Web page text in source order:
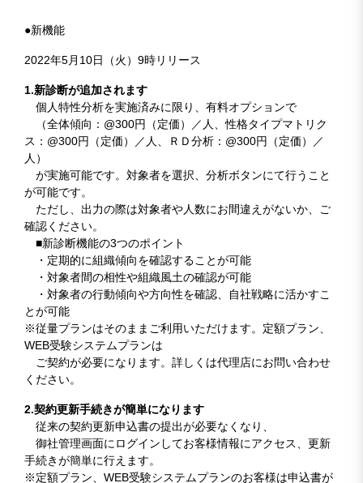
●新機能
2022年5月10日（火）9時リリース
1.新診断が追加されます
個人特性分析を実施済みに限り、有料オプションで
（全体傾向：@300円（定価）／人、性格タイプマトリク
ス：@300円（定価）／人、ＲＤ分析：@300円（定価）／
人）
が実施可能です。対象者を選択、分析ボタンにて行うこと
が可能です。
ただし、出力の際は対象者や人数にお間違えがないか、ご
確認ください。
■新診断機能の3つのポイント
・定期的に組織傾向を確認することが可能
・対象者間の相性や組織風土の確認が可能
・対象者の行動傾向や方向性を確認、自社戦略に活かすこ
とが可能
※従量プランはそのままご利用いただけます。定額プラン、
WEB受験システムプランは
ご契約が必要になります。詳しくは代理店にお問い合わせ
ください。
2.契約更新手続きが簡単になります
従来の契約更新申込書の提出が必要なくなり、
御社管理画面にログインしてお客様情報にアクセス、更新
手続きが簡単に行えます。
※定額プラン、WEB受験システムプランのお客様は申込書が